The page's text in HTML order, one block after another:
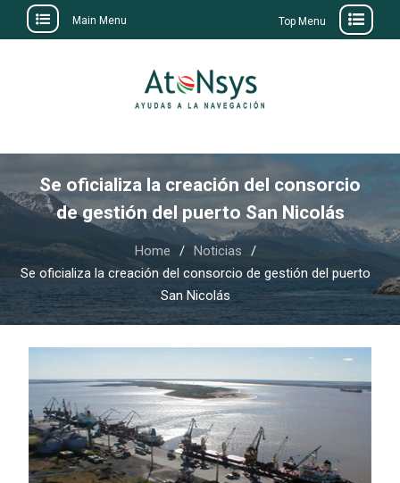
Main Menu Top Menu
Se oficializa la creación del consorcio
de gestión del puerto San Nicolás
Home
Noticias
Se oficializa la creación del consorcio de gestión del puerto
San Nicolás